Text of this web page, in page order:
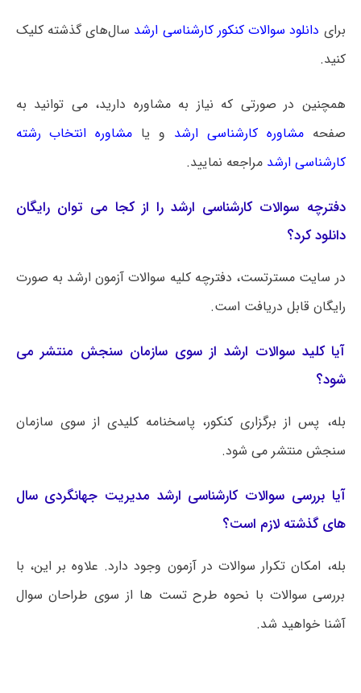
برای دانلود سوالات کنکور کارشناسی ارشد سال‌های گذشته کلیک
کنید.
همچنین در صورتی که نیاز به مشاوره دارید، می توانید به
صفحهمشاوره کارشناسی ارشد و یا مشاوره انتخاب رشته
کارشناسی ارشد مراجعه نمایید.
دفترچه سوالات کارشناسی ارشد را از کجا می توان رایگان
دانلود کرد؟
در سایت مسترتست، دفترچه کلیه سوالات آزمون ارشد به صورت
رایگان قابل دریافت است.
آیا کلید سوالات ارشد از سوی سازمان سنجش منتشر می
شود؟
بله، پس از برگزاری کنکور، پاسخنامه کلیدی از سوی سازمان
سنجش منتشر می شود.
آیا بررسی سوالات کارشناسی ارشد مدیریت جهانگردی سال
های گذشته لازم است؟
بله، امکان تکرار سوالات در آزمون وجود دارد. علاوه بر این، با
بررسی سوالات با نحوه طرح تست ها از سوی طراحان سوال
آشنا خواهید شد.